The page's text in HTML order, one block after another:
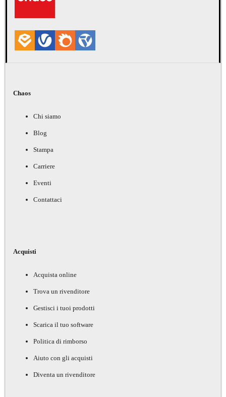
Chaos
Chi siamo
Blog
Stampa
Carriere
Eventi
Contattaci
Acquisti
Acquista online
Trova un rivenditore
Gestisci i tuoi prodotti
Scarica il tuo software
Politica di rimborso
Aiuto con gli acquisti
Diventa un rivenditore